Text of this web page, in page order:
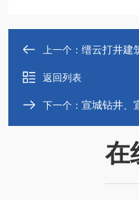
上一个： 缙云打井建
返回列表
下一个： 宣城钻井、
在